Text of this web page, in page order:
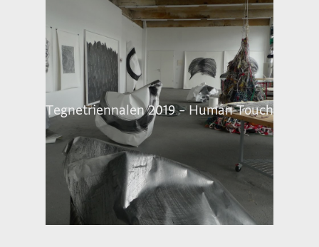
Tegnetriennalen 2019 – Human Touch